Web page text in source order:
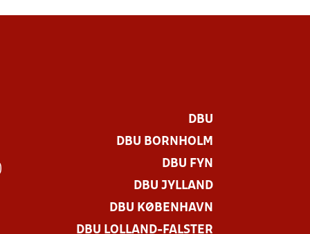
DBU
DBU BORNHOLM
DBU FYN
DBU JYLLAND
DBU KØBENHAVN
DBU LOLLAND-FALSTER